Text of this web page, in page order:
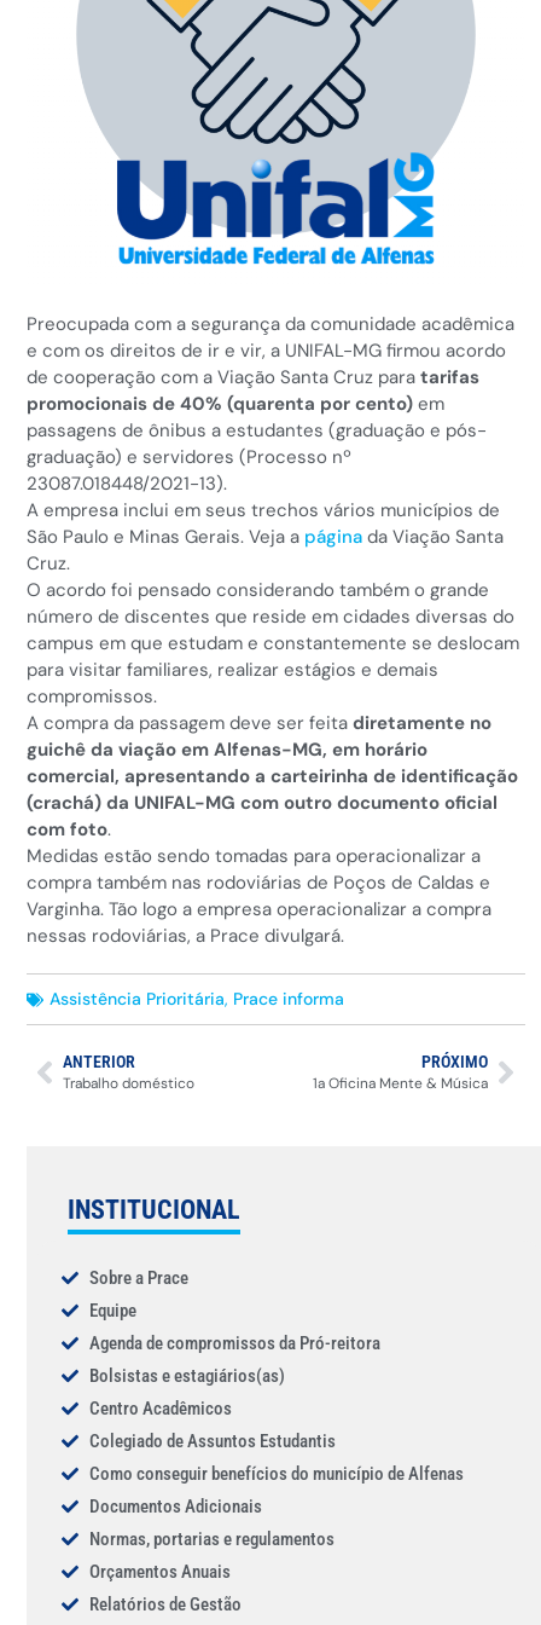
Preocupada com a segurança da comunidade acadêmica
e com os direitos de ir e vir, a UNIFAL-MG firmou acordo
de cooperação com a Viação Santa Cruz paratarifas
promocionais de 40% (quarenta por cento) em
passagens de ônibus a estudantes (graduação e pós-
graduação) e servidores (Processo nº
23087.018448/2021-13).
A empresa inclui em seus trechos vários municípios de
São Paulo e Minas Gerais. Veja a página da Viação Santa
Cruz.
O acordo foi pensado considerando também o grande
número de discentes que reside em cidades diversas do
campus em que estudam e constantemente se deslocam
para visitar familiares, realizar estágios e demais
compromissos.
A compra da passagem deve ser feitadiretamente no
guichê da viação em Alfenas-MG, em horário
comercial, apresentando a carteirinha de identificação
(crachá) da UNIFAL-MG com outro documento oficial
com foto.
Medidas estão sendo tomadas para operacionalizar a
compra também nas rodoviárias de Poços de Caldas e
Varginha. Tão logo a empresa operacionalizar a compra
nessas rodoviárias, a Prace divulgará.
Assistência Prioritária, Prace informa
ANTERIOR
Trabalho doméstico
PRÓXIMO
1a Oficina Mente & Música
INSTITUCIONAL
Sobre a Prace
Equipe
Agenda de compromissos da Pró-reitora
Bolsistas e estagiários(as)
Centro Acadêmicos
Colegiado de Assuntos Estudantis
Como conseguir benefícios do município de Alfenas
Documentos Adicionais
Normas, portarias e regulamentos
Orçamentos Anuais
Relatórios de Gestão